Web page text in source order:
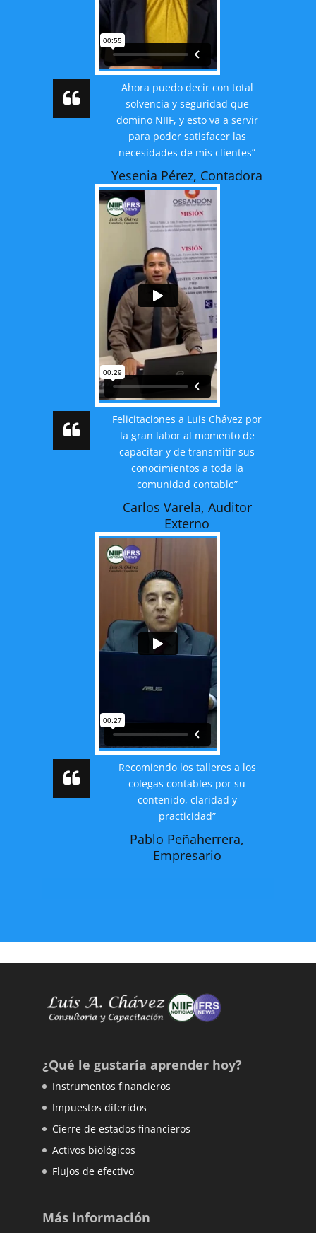
Ahora puedo decir con total
solvencia y seguridad que
domino NIIF, y esto va a servir
para poder satisfacer las
necesidades de mis clientes”
Yesenia Pérez, Contadora
Felicitaciones a Luis Chávez por
la gran labor al momento de
capacitar y de transmitir sus
conocimientos a toda la
comunidad contable”
Carlos Varela, Auditor
Externo
Recomiendo los talleres a los
colegas contables por su
contenido, claridad y
practicidad”
Pablo Peñaherrera,
Empresario
¿Qué le gustaría aprender hoy?
Instrumentos financieros
Impuestos diferidos
Cierre de estados financieros
Activos biológicos
Flujos de efectivo
Más información